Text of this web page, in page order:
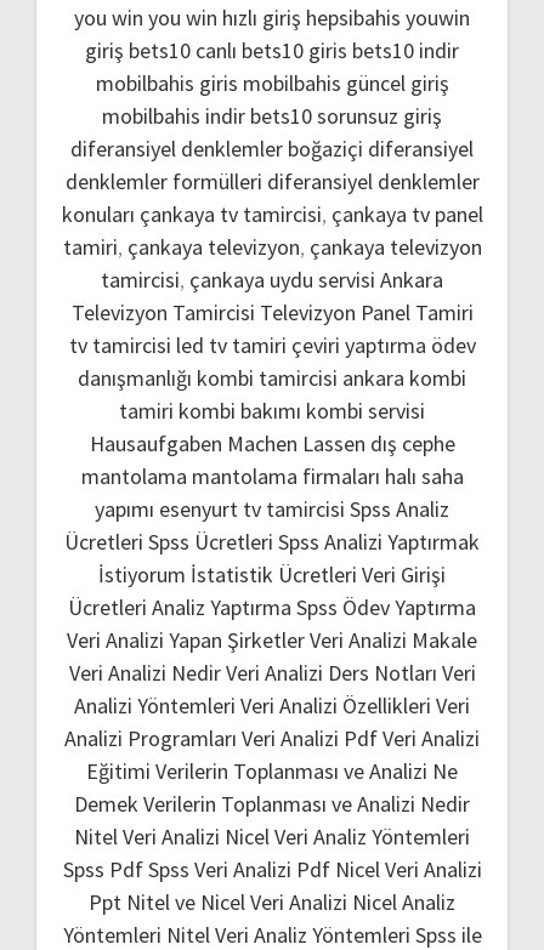
you win you win hızlı giriş hepsibahis youwin
giriş bets10 canlı bets10 giris bets10 indir
mobilbahis giris mobilbahis güncel giriş
mobilbahis indir bets10 sorunsuz giriş
diferansiyel denklemler boğaziçi diferansiyel
denklemler formülleri diferansiyel denklemler
konuları çankaya tv tamircisi, çankaya tv panel
tamiri, çankaya televizyon, çankaya televizyon
tamircisi, çankaya uydu servisi Ankara
Televizyon Tamircisi Televizyon Panel Tamiri
tv tamircisi led tv tamiri çeviri yaptırma ödev
danışmanlığı kombi tamircisi ankara kombi
tamiri kombi bakımı kombi servisi
Hausaufgaben Machen Lassen dış cephe
mantolama mantolama firmaları halı saha
yapımı esenyurt tv tamircisi Spss Analiz
Ücretleri Spss Ücretleri Spss Analizi Yaptırmak
İstiyorum İstatistik Ücretleri Veri Girişi
Ücretleri Analiz Yaptırma Spss Ödev Yaptırma
Veri Analizi Yapan ŞirketlerVeri Analizi Makale
Veri Analizi NedirVeri Analizi Ders Notları Veri
Analizi Yöntemleri Veri Analizi Özellikleri Veri
Analizi Programları Veri Analizi PdfVeri Analizi
Eğitimi Verilerin Toplanması ve Analizi Ne
Demek Verilerin Toplanması ve Analizi Nedir
Nitel Veri Analizi Nicel Veri Analiz Yöntemleri
Spss PdfSpss Veri Analizi Pdf Nicel Veri Analizi
Ppt Nitel ve Nicel Veri Analizi Nicel Analiz
Yöntemleri Nitel Veri Analiz Yöntemleri Spss ile